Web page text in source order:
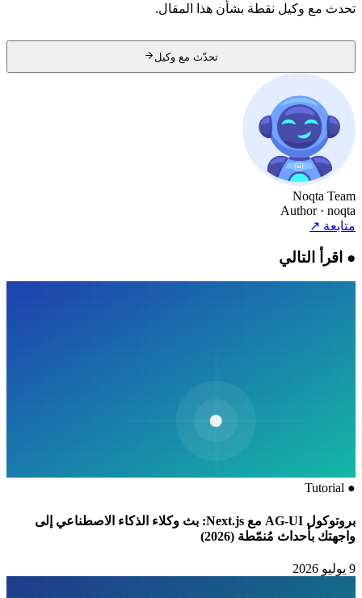
تحدث مع وكيل نقطة بشأن هذا المقال.
تحدّث مع وكيل
Noqta Team
Author · noqta
متابعة↗
●اقرأ التالي
●
Tutorial
بروتوكول AG-UI مع Next.js: بث وكلاء الذكاء الاصطناعي إلى
واجهتك بأحداث مُنمّطة (2026)